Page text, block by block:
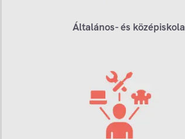
Általános- és középiskola